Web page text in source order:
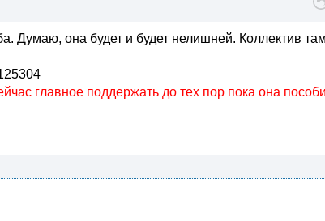
Думаю, она будет и будет нелишней. Коллектив
главное поддержать до тех пор пока она